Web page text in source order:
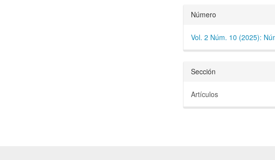
Detalles
artículo
Número
Vol. 2 Núm. 10 (2025):
Sección
Artículos